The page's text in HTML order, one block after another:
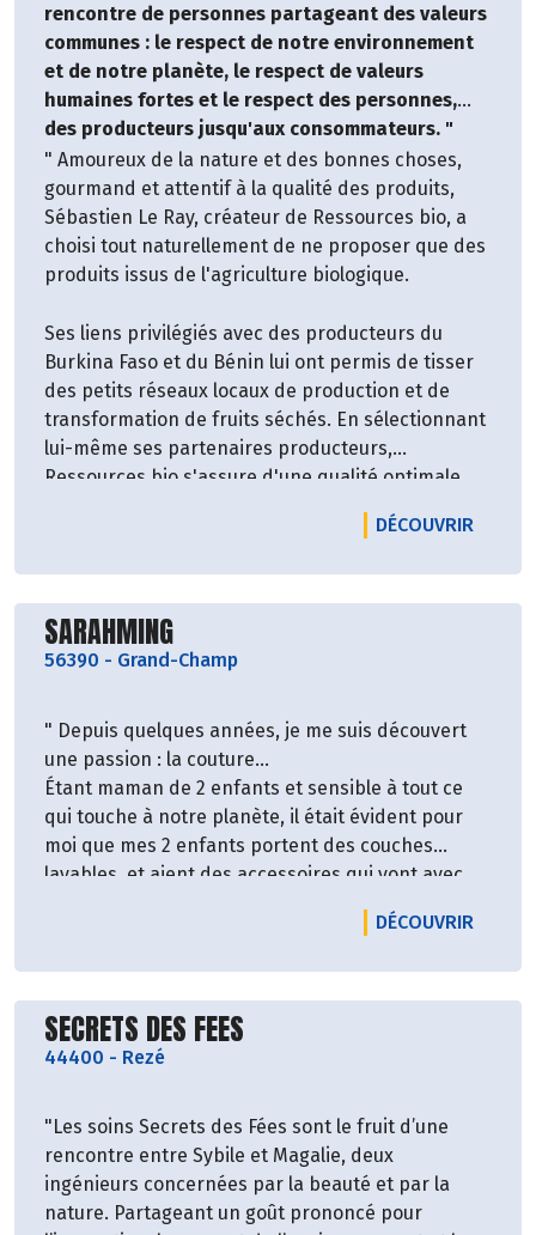
rencontre de personnes partageant des valeurs
communes : le respect de notre environnement
et de notre planète, le respect de valeurs
humaines fortes et le respect des personnes,
des producteurs jusqu'aux consommateurs. "
" Amoureux de la nature et des bonnes choses,
gourmand et attentif à la qualité des produits,
Sébastien Le Ray, créateur de Ressources bio, a
choisi tout naturellement de ne proposer que des
produits issus de l'agriculture biologique.
Ses liens privilégiés avec des producteurs du
Burkina Faso et du Bénin lui ont permis de tisser
des petits réseaux locaux de production et de
transformation de fruits séchés. En sélectionnant
lui-même ses partenaires producteurs,
Ressources bio s'assure d'une qualité optimale
niveau nutritionnel. Par son accompagnement
de certification "agriculture biologique" selon le
cahier des charges exigeant d'Ecocert. "
DÉCOUVRIR
Découvrir le producteur
SARAHMING
56390 - Grand-Champ
" Depuis quelques années, je me suis découvert
une passion : la couture…
Étant maman de 2 enfants et sensible à tout ce
qui touche à notre planète, il était évident pour
moi que mes 2 enfants portent des couches
lavables, et aient des accessoires qui vont avec
hygiéniques lavables pour ma part, ainsi que les
lingettes démaquillantes, en passant par le linge
pour toute la famille que vous pourrez facilement
retrouver sur ce site.
Petit-à-petit, je me suis dirigée aussi vers les
modèles adultes (couches lavables, body,
DÉCOUVRIR
Découvrir le producteur
SECRETS DES FEES
44400 - Rezé
"Les soins Secrets des Fées sont le fruit d’une
rencontre entre Sybile et Magalie, deux
ingénieurs concernées par la beauté et par la
nature. Partageant un goût prononcé pour